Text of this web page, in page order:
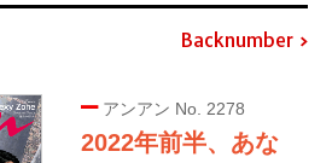
Backnumber
アンアン No. 2278
2022年前半、あな